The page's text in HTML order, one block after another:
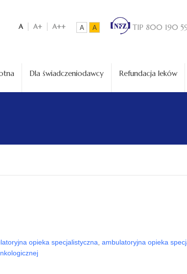
A A+ A++ A A TIP 800 190
Dla świadczeniodawcy Refundacja leków
opieka specjalistyczna ambulatoryjna opieka